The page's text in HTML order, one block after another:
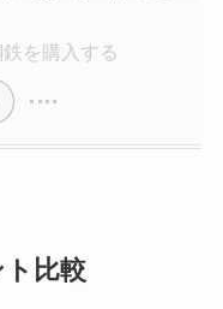
を購入する
比較